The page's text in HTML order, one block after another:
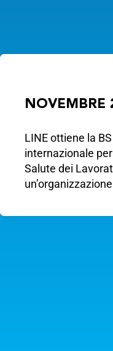
NOVEMBRE
LINE ottiene la
internazionale
Salute dei
un’organizzazione